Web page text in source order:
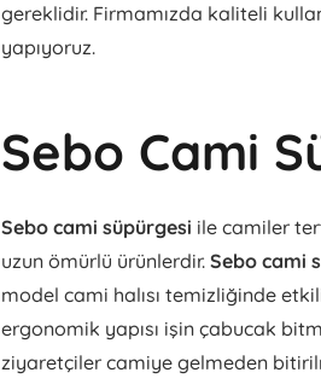
gereklidir. Firmamızda kaliteli
yapıyoruz.
Sebo Cami
Sebo cami süpürgesi ile camiler
uzun ömürlü ürünlerdir.Sebo cami
model cami halısı temizliğinde
ergonomik yapısı işin çabucak
ziyaretçiler camiye gelmeden